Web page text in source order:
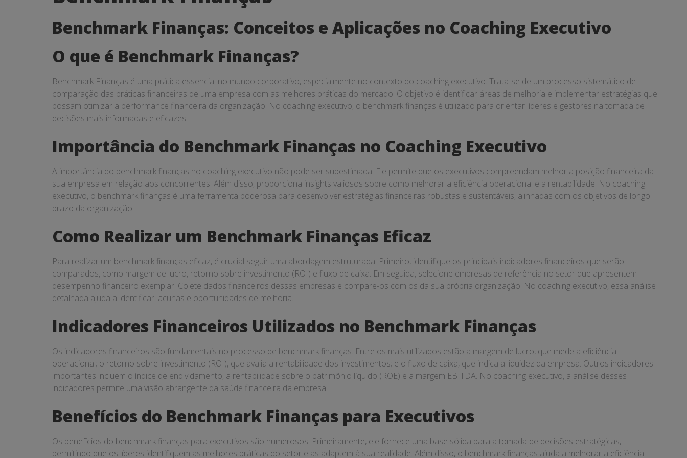
Finanças
Benchmark Finanças: Conceitos e Aplicações no Coaching Executivo
O que é Benchmark Finanças?
Benchmark Finanças é uma prática essencial no mundo corporativo, especialmente no contexto do coaching executivo. Trata-se de um processo sistemático de
comparação das práticas financeiras de uma empresa com as melhores práticas do mercado. O objetivo é identificar áreas de melhoria e implementar estratégias que
possam otimizar a performance financeira da organização. No coaching executivo, o benchmark finanças é utilizado para orientar líderes e gestores na tomada de
decisões mais informadas e eficazes.
Importância do Benchmark Finanças no Coaching Executivo
A importância do benchmark finanças no coaching executivo não pode ser subestimada. Ele permite que os executivos compreendam melhor a posição financeira da
sua empresa em relação aos concorrentes. Além disso, proporciona insights valiosos sobre como melhorar a eficiência operacional e a rentabilidade. No coaching
executivo, o benchmark finanças é uma ferramenta poderosa para desenvolver estratégias financeiras robustas e sustentáveis, alinhadas com os objetivos de longo
prazo da organização.
Como Realizar um Benchmark Finanças Eficaz
Para realizar um benchmark finanças eficaz, é crucial seguir uma abordagem estruturada. Primeiro, identifique os principais indicadores financeiros que serão
comparados, como margem de lucro, retorno sobre investimento (ROI) e fluxo de caixa. Em seguida, selecione empresas de referência no setor que apresentem
desempenho financeiro exemplar. Colete dados financeiros dessas empresas e compare-os com os da sua própria organização. No coaching executivo, essa análise
detalhada ajuda a identificar lacunas e oportunidades de melhoria.
Indicadores Financeiros Utilizados no Benchmark Finanças
Os indicadores financeiros são fundamentais no processo de benchmark finanças. Entre os mais utilizados estão a margem de lucro, que mede a eficiência
operacional; o retorno sobre investimento (ROI), que avalia a rentabilidade dos investimentos; e o fluxo de caixa, que indica a liquidez da empresa. Outros indicadores
importantes incluem o índice de endividamento, a rentabilidade sobre o patrimônio líquido (ROE) e a margem EBITDA. No coaching executivo, a análise desses
indicadores permite uma visão abrangente da saúde financeira da empresa.
Benefícios do Benchmark Finanças para Executivos
Os benefícios do benchmark finanças para executivos são numerosos. Primeiramente, ele fornece uma base sólida para a tomada de decisões estratégicas,
permitindo que os líderes identifiquem as melhores práticas do setor e as adaptem à sua realidade. Além disso, o benchmark finanças ajuda a melhorar a eficiência